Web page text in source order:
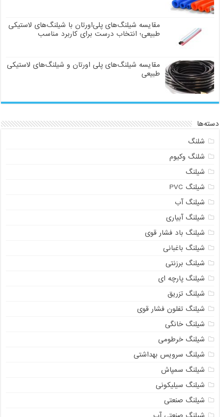
مقایسه شیلنگ‌های پلی‌اورتان با شیلنگ‌های لاستیکی
طبیعی؛ انتخاب درست برای کاربرد مناسب
مقایسه شیلنگ‌های پلی اورتان و شیلنگ‌های لاستیکی
طبیعی
دسته‌ها
شلنگ
شلنگ وکیوم
شیلنگ
شیلنگ PVC
شیلنگ آب
شیلنگ آبیاری
شیلنگ باد فشار قوی
شیلنگ باغبانی
شیلنگ برزنتی
شیلنگ پارچه‌ ای
شیلنگ تزریق
شیلنگ تفلون فشار قوی
شیلنگ خانگی
شیلنگ خرطومی
شیلنگ سرویس بهداشتی
شیلنگ سمپاش
شیلنگ سیلیکونی
شیلنگ صنعتی